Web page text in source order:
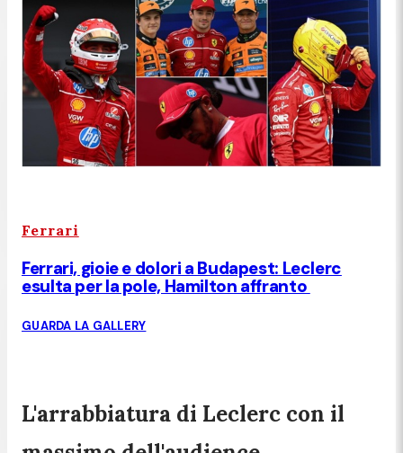
Ferrari
Ferrari, gioie e dolori a Budapest: Leclerc
esulta per la pole, Hamilton affranto
GUARDA LA GALLERY
L'arrabbiatura di Leclerc con il